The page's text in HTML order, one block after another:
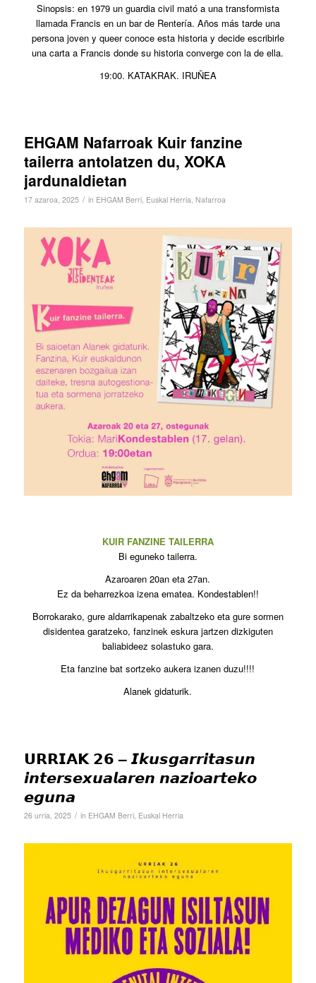
Sinopsis: en 1979 un guardia civil mató a una transformista
llamada Francis en un bar de Rentería. Años más tarde una
persona joven y queer conoce esta historia y decide escribirle
una carta a Francis donde su historia converge con la de ella.
19:00. KATAKRAK. IRUÑEA
EHGAM Nafarroak Kuir fanzine
tailerra antolatzen du, XOKA
jardunaldietan
17 azaroa, 2025 / in EHGAM Berri, Euskal Herria Nafarroa
KUIR FANZINE TAILERRA
Bi eguneko tailerra.
Azaroaren 20an eta 27an.
Ez da beharrezkoa izena ematea. Kondestablen!!
Borrokarako, gure aldarrikapenak zabaltzeko eta gure sormen
disidentea garatzeko, fanzinek eskura jartzen dizkiguten
baliabideez solastuko gara.
Eta fanzine bat sortzeko aukera izanen duzu!!!!
Alanek gidaturik.
𝗨𝗥𝗥𝗜𝗔𝗞 𝟮𝟲 – 𝙄𝙠𝙪𝙨𝙜𝙖𝙧𝙧𝙞𝙩𝙖𝙨𝙪𝙣
𝙞𝙣𝙩𝙚𝙧𝙨𝙚𝙭𝙪𝙖𝙡𝙖𝙧𝙚𝙣 𝙣𝙖𝙯𝙞𝙤𝙖𝙧𝙩𝙚𝙠𝙤
𝙚𝙜𝙪𝙣𝙖
26 urria, 2025 / in EHGAM Berri, Euskal Herria